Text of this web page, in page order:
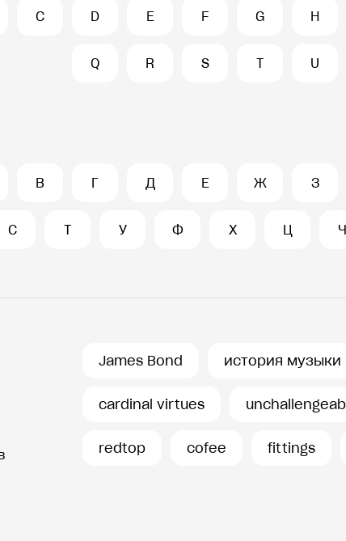
C D E F G H
Q R S T U
В Г Д Е Ж З
С Т У Ф Х Ц Ч
James Bond история музыки
cardinal virtues
redtop cofee fittings